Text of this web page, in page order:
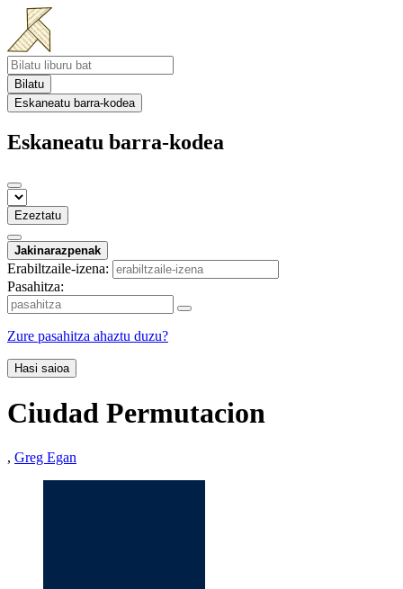
Bilatu
Eskaneatu barra-kodea
Eskaneatu barra-kodea
Ezeztatu
Jakinarazpenak
Erabiltzaile-izena:
Pasahitza:
Zure pasahitza ahaztu duzu?
Hasi saioa
Ciudad Permutacion
, Greg Egan